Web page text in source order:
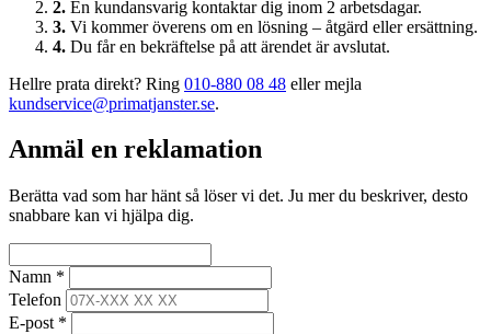
2. En kundansvarig kontaktar dig inom 2 arbetsdagar.
3. Vi kommer överens om en lösning – åtgärd eller ersättning.
4. Du får en bekräftelse på att ärendet är avslutat.
Hellre prata direkt? Ring 010-880 08 48 eller mejla
kundservice@primatjanster.se.
Anmäl en reklamation
Berätta vad som har hänt så löser vi det. Ju mer du beskriver, desto
snabbare kan vi hjälpa dig.
Namn *
Telefon
E-post *